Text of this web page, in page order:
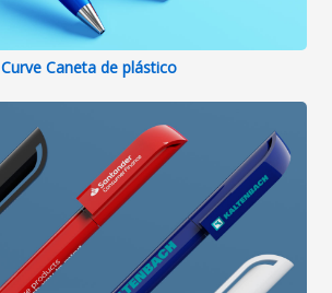
Curve Caneta de plástico